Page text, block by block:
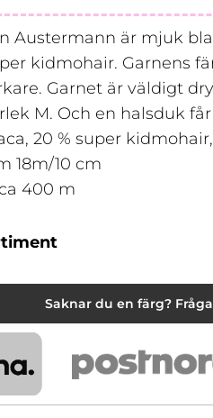
Austermann är mjuk
kidmohair. Garnens
Garnet är väldigt
M. Och en halsduk
20 % super
18m/10 cm
400 m
Saknar du en färg?